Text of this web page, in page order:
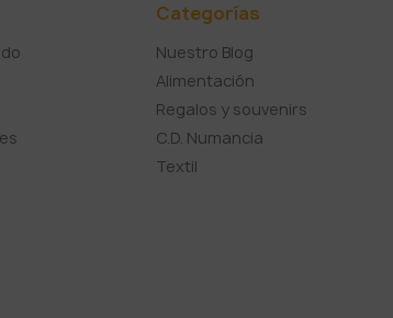
Categorías
Nuestro Blog
Alimentación
Regalos y souvenirs
C.D. Numancia
Textil